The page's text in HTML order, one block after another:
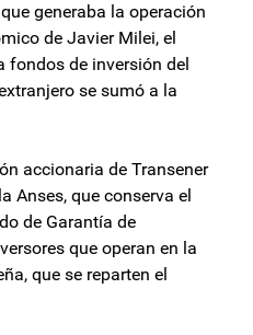
generaba la operación
de Javier Milei, el
fondos de inversión del
se sumó a la
accionaria de Transener
Anses, que conserva el
de Garantía de
que operan en la
que se reparten el